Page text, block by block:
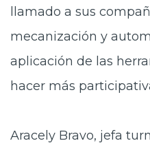
llamado a sus
mecanización y
aplicación de las
hacer más
Aracely Bravo, jefa